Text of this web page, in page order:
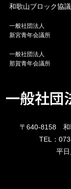
和歌山ブロック協
一般社団法人
新宮青年会議所
一般社団法人
那賀青年会議所
一般社団
〒640-8158 和
TEL：
平